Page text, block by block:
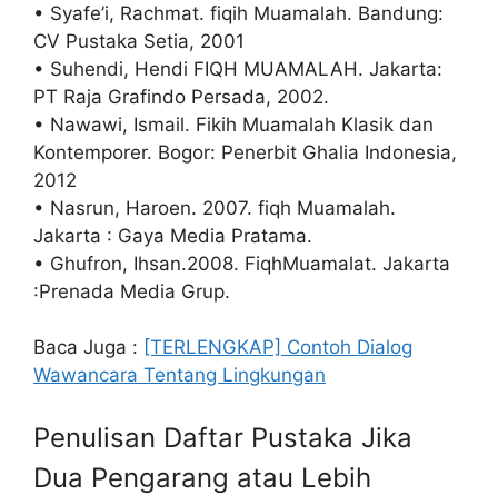
• Syafe’i, Rachmat. fiqih Muamalah. Bandung:
CV Pustaka Setia, 2001
• Suhendi, Hendi FIQH MUAMALAH. Jakarta:
PT Raja Grafindo Persada, 2002.
• Nawawi, Ismail. Fikih Muamalah Klasik dan
Kontemporer. Bogor: Penerbit Ghalia Indonesia,
2012
• Nasrun, Haroen. 2007. fiqh Muamalah.
Jakarta : Gaya Media Pratama.
• Ghufron, Ihsan.2008. FiqhMuamalat. Jakarta
:Prenada Media Grup.
Baca Juga : [TERLENGKAP] Contoh Dialog
Wawancara Tentang Lingkungan
Penulisan Daftar Pustaka Jika
Dua Pengarang atau Lebih